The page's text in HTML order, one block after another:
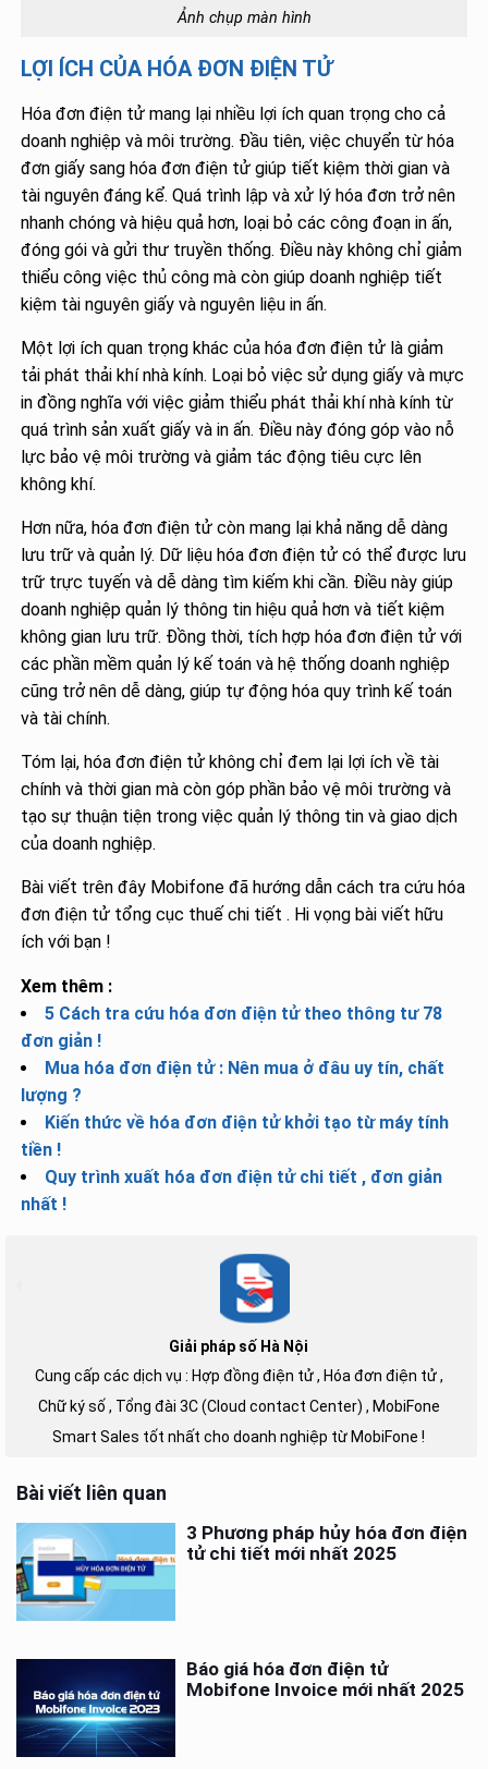
Ảnh chụp màn hình
LỢI ÍCH CỦA HÓA ĐƠN ĐIỆN TỬ
Hóa đơn điện tử mang lại nhiều lợi ích quan trọng cho cả
doanh nghiệp và môi trường. Đầu tiên, việc chuyển từ hóa
đơn giấy sang hóa đơn điện tử giúp tiết kiệm thời gian và
tài nguyên đáng kể. Quá trình lập và xử lý hóa đơn trở nên
nhanh chóng và hiệu quả hơn, loại bỏ các công đoạn in ấn,
đóng gói và gửi thư truyền thống. Điều này không chỉ giảm
thiểu công việc thủ công mà còn giúp doanh nghiệp tiết
kiệm tài nguyên giấy và nguyên liệu in ấn.
Một lợi ích quan trọng khác của hóa đơn điện tử là giảm
tải phát thải khí nhà kính. Loại bỏ việc sử dụng giấy và mực
in đồng nghĩa với việc giảm thiểu phát thải khí nhà kính từ
quá trình sản xuất giấy và in ấn. Điều này đóng góp vào nỗ
lực bảo vệ môi trường và giảm tác động tiêu cực lên
không khí.
Hơn nữa, hóa đơn điện tử còn mang lại khả năng dễ dàng
lưu trữ và quản lý. Dữ liệu hóa đơn điện tử có thể được lưu
trữ trực tuyến và dễ dàng tìm kiếm khi cần. Điều này giúp
doanh nghiệp quản lý thông tin hiệu quả hơn và tiết kiệm
không gian lưu trữ. Đồng thời, tích hợp hóa đơn điện tử với
các phần mềm quản lý kế toán và hệ thống doanh nghiệp
cũng trở nên dễ dàng, giúp tự động hóa quy trình kế toán
và tài chính.
Tóm lại, hóa đơn điện tử không chỉ đem lại lợi ích về tài
chính và thời gian mà còn góp phần bảo vệ môi trường và
tạo sự thuận tiện trong việc quản lý thông tin và giao dịch
của doanh nghiệp.
Bài viết trên đây Mobifone đã hướng dẫn cách tra cứu hóa
đơn điện tử tổng cục thuế chi tiết . Hi vọng bài viết hữu
ích với bạn !
Xem thêm :
5 Cách tra cứu hóa đơn điện tử theo thông tư 78
đơn giản !
Mua hóa đơn điện tử : Nên mua ở đâu uy tín, chất
lượng ?
Kiến thức về hóa đơn điện tử khởi tạo từ máy tính
tiền !
Quy trình xuất hóa đơn điện tử chi tiết , đơn giản
nhất !
Giải pháp số Hà Nội
Cung cấp các dịch vụ : Hợp đồng điện tử , Hóa đơn điện tử ,
Chữ ký số , Tổng đài 3C (Cloud contact Center) , MobiFone
Smart Sales tốt nhất cho doanh nghiệp từ MobiFone !
Bài viết liên quan
3 Phương pháp hủy hóa đơn điện
tử chi tiết mới nhất 2025
Báo giá hóa đơn điện tử
Mobifone Invoice mới nhất 2025